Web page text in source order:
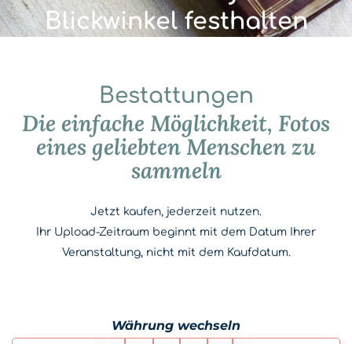
Blickwinkel festhalten
Bestattungen
Die einfache Möglichkeit, Fotos
eines geliebten Menschen zu
sammeln
Jetzt kaufen, jederzeit nutzen.
Ihr Upload-Zeitraum beginnt mit dem Datum Ihrer
Veranstaltung, nicht mit dem Kaufdatum.
Währung wechseln